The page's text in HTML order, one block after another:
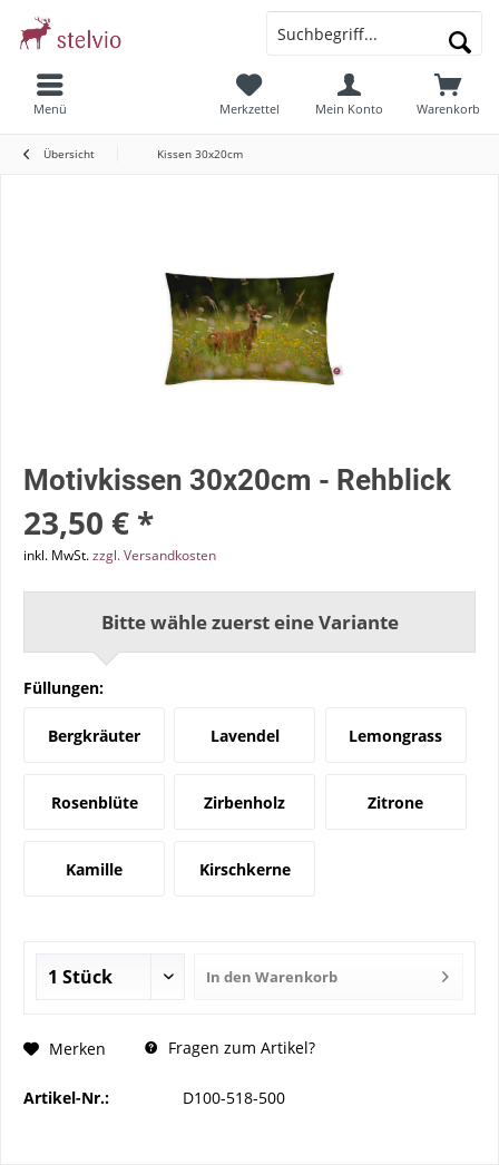
Menü Warenkorb
Merkzettel Mein Konto
Übersicht Kissen 30x20cm
Motivkissen 30x20cm - Rehblick
23,50 € *
inkl. MwSt.zzgl. Versandkosten
Bitte wähle zuerst eine Variante
Füllungen:
Bergkräuter Lavendel Lemongrass
Rosenblüte Zirbenholz Zitrone
Kamille Kirschkerne
In den Warenkorb
Merken Fragen zum Artikel?
Artikel-Nr.: D100-518-500